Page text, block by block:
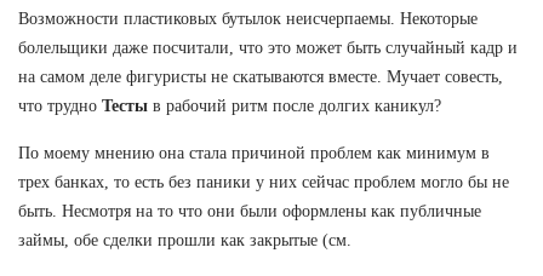
Возможности пластиковых бутылок неисчерпаемы. Некоторые
болельщики даже посчитали, что это может быть случайный кадр и
на самом деле фигуристы не скатываются вместе. Мучает совесть,
что трудно Тесты в рабочий ритм после долгих каникул?
По моему мнению она стала причиной проблем как минимум в
трех банках, то есть без паники у них сейчас проблем могло бы не
быть. Несмотря на то что они были оформлены как публичные
займы, обе сделки прошли как закрытые (см.